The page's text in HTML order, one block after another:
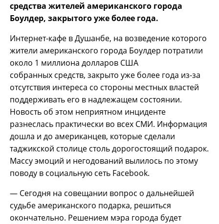
средства жителей американского города
Боулдер, закрытого уже более года.
Интернет-кафе в Душанбе, на возведение которого
жители американского города Боулдер потратили
около 1 миллиона долларов США
собранных средств, закрыто уже более года из-за
отсутствия интереса со стороны местных властей
поддерживать его в надлежащем состоянии.
Новость об этом неприятном инциденте
разнеслась практически во всех СМИ. Информация
дошла и до американцев, которые сделали
таджикской столице столь дорогостоящий подарок.
Массу эмоций и негодований вылилось по этому
поводу в социальную сеть Facebook.
— Сегодня на совещании вопрос о дальнейшей
судьбе американского подарка, решиться
окончательно. Решением мэра города будет